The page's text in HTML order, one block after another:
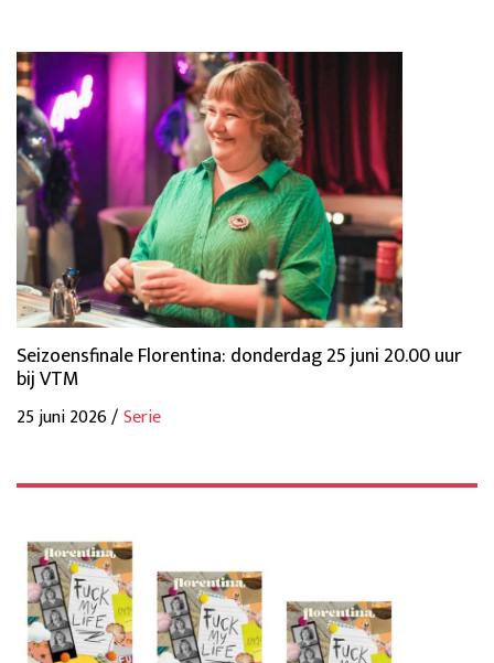
Seizoensfinale Florentina: donderdag 25 juni 20.00 uur
bij VTM
25 juni 2026 /Serie